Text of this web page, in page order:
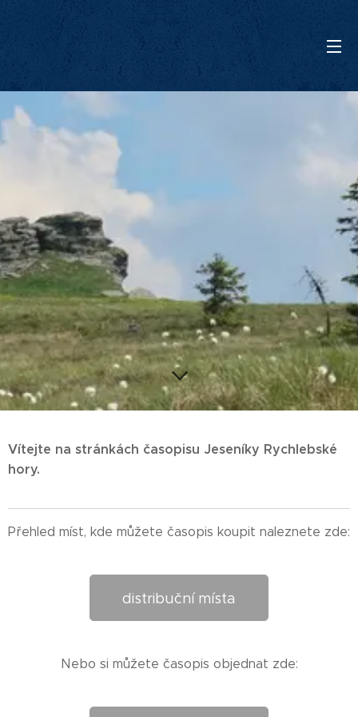
Vítejte na stránkách časopisu Jeseníky Rychlebské
hory.
Přehled míst, kde můžete časopis koupit naleznete zde:
distribuční místa
Nebo si můžete časopis objednat zde: